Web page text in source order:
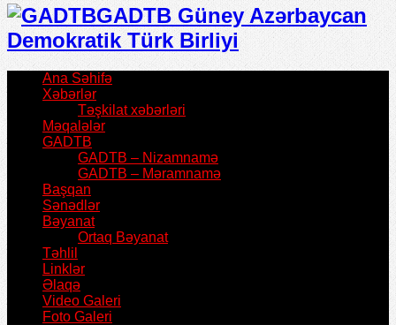
GADTB Güney Azərbaycan
Demokratik Türk Birliyi
Ana Səhifə
Xəbərlər
Təşkilat xəbərləri
Məqalələr
GADTB
GADTB – Nizamnamə
GADTB – Məramnamə
Başqan
Sənədlər
Bəyanat
Ortaq Bəyanat
Təhlil
Linklər
Əlaqə
Video Galeri
Foto Galeri